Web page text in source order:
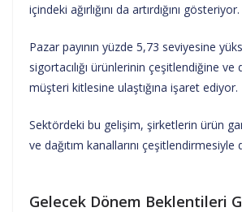
içindeki ağırlığını da artırdığını gösteriyor.
Pazar payının yüzde 5,73 seviyesine
sigortacılığı ürünlerinin çeşitlendiğine ve
müşteri kitlesine ulaştığına işaret ediyor.
Sektördeki bu gelişim, şirketlerin ürün
ve dağıtım kanallarını
Gelecek Dönem Beklentileri